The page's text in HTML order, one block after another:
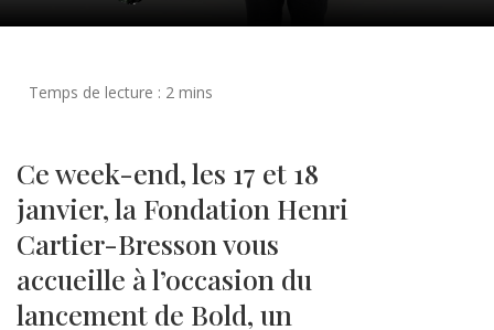
Ce week-end, les 17 et 18
janvier, la Fondation Henri
Cartier-Bresson vous
accueille à l’occasion du
lancement de Bold, un